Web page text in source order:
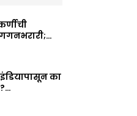
गगनभरारी;…
का